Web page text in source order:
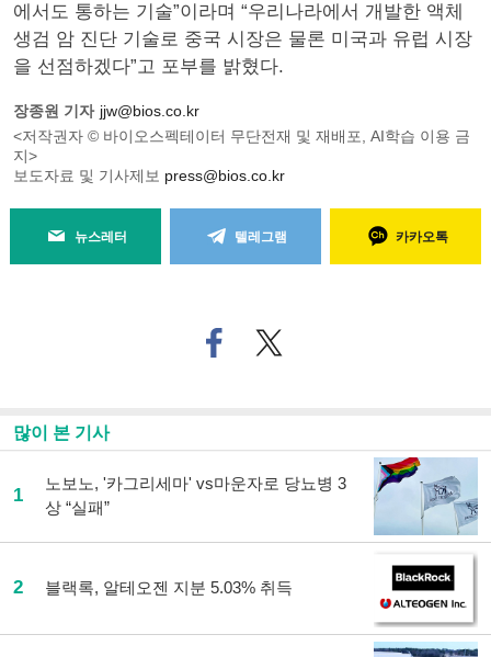
에서도 통하는 기술”이라며 “우리나라에서 개발한 액체
생검 암 진단 기술로 중국 시장은 물론 미국과 유럽 시장
을 선점하겠다”고 포부를 밝혔다.
장종원 기자 jjw@bios.co.kr
<저작권자 © 바이오스펙테이터 무단전재 및 재배포, AI학습 이용 금
지>
보도자료 및 기사제보 press@bios.co.kr
뉴스레터 텔레그램 카카오톡
페
이
기
사
공
트위
터로
많이 본 기사
1
노보노, '카그리세마' vs마운자로 당뇨병 3
상 “실패”
2 블랙록, 알테오젠 지분 5.03% 취득